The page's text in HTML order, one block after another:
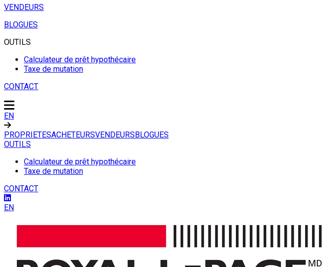
VENDEURS
BLOGUES
OUTILS
Calculateur de prêt hypothécaire
Taxe de mutation
CONTACT
EN
PROPRIETESACHETEURSVENDEURSBLOGUES
OUTILS
Calculateur de prêt hypothécaire
Taxe de mutation
CONTACT
EN